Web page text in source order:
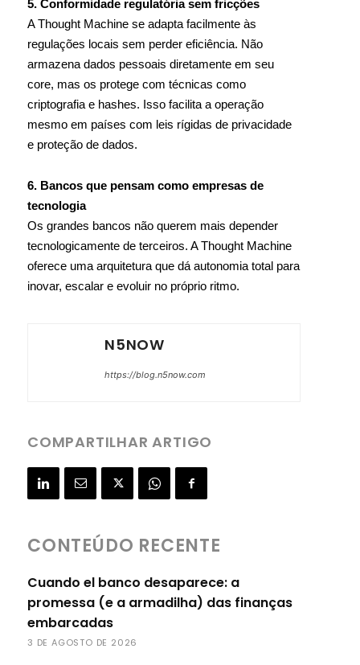
5. Conformidade regulatória sem fricções
A Thought Machine se adapta facilmente às
regulações locais sem perder eficiência. Não
armazena dados pessoais diretamente em seu
core, mas os protege com técnicas como
criptografia e hashes. Isso facilita a operação
mesmo em países com leis rígidas de privacidade
e proteção de dados.
6. Bancos que pensam como empresas de
tecnologia
Os grandes bancos não querem mais depender
tecnologicamente de terceiros. A Thought Machine
oferece uma arquitetura que dá autonomia total para
inovar, escalar e evoluir no próprio ritmo.
N5NOW
https://blog.n5now.com
COMPARTILHAR ARTIGO
CONTEÚDO RECENTE
Cuando el banco desaparece: a
promessa (e a armadilha) das finanças
embarcadas
3 DE AGOSTO DE 2026